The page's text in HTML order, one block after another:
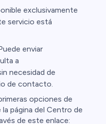
exclusivamente
servicio está
enviar
a
necesidad de
de contacto.
opciones de
página del Centro de
de este enlace: